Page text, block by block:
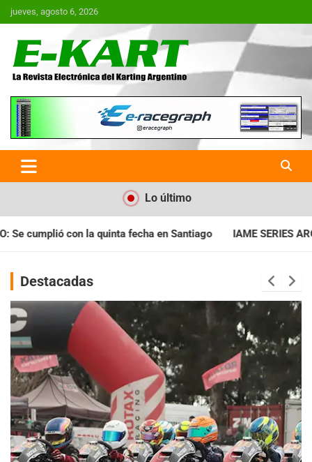
Saltar
al
jueves, agosto 6, 2026
E-Kart.com.ar | La Revista
Electrónica del Karting en
Argentina
Lo último
en Santiago IAME SERIES ARGENTINA: Horarios para la
Destacadas